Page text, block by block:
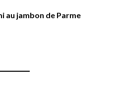
au jambon de Parme